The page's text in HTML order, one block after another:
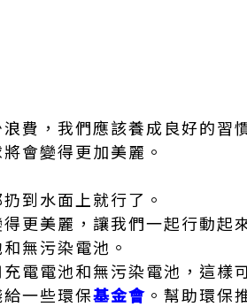
費，我們應該養成良好的習
會變得更加美麗。
到水面上就行了。
更美麗，讓我們一起行動起
無污染電池。
電電池和無污染電池，這樣
一些環保基金會 。幫助環保